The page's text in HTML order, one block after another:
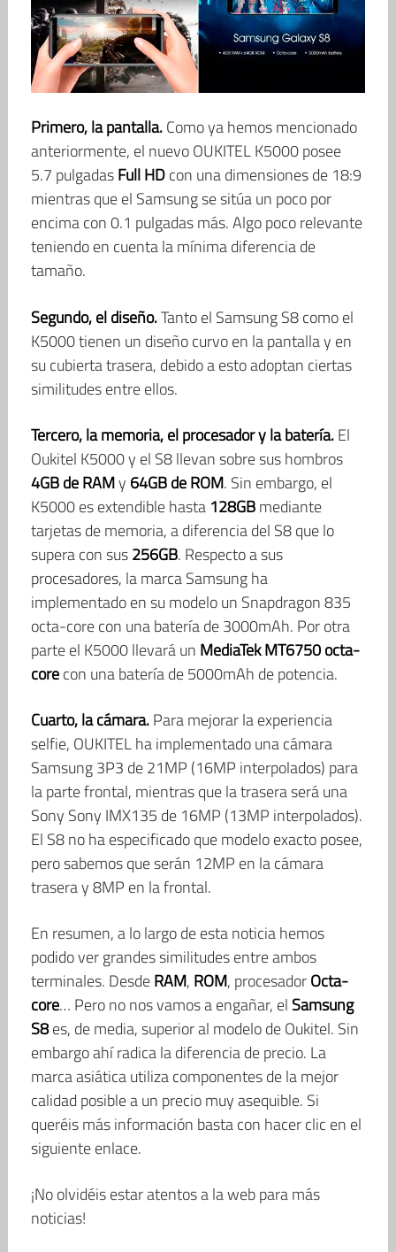
Primero, la pantalla.Como ya hemos mencionado
anteriormente, el nuevo OUKITEL K5000 posee
5.7 pulgadasFull HDcon una dimensiones de 18:9
mientras que el Samsung se sitúa un poco por
encima con 0.1 pulgadas más. Algo poco relevante
teniendo en cuenta la mínima diferencia de
tamaño.
Segundo, el diseño.Tanto el Samsung S8 como el
K5000 tienen un diseño curvo en la pantalla y en
su cubierta trasera, debido a esto adoptan ciertas
similitudes entre ellos.
Tercero, la memoria, el procesador y la batería.El
Oukitel K5000 y el S8 llevan sobre sus hombros
4GB de RAMy 64GB de ROM. Sin embargo, el
K5000 es extendible hasta 128GBmediante
tarjetas de memoria, a diferencia del S8 que lo
supera con sus256GB. Respecto a sus
procesadores, la marca Samsung ha
implementado en su modelo un Snapdragon 835
octa-core con una batería de 3000mAh. Por otra
parte el K5000 llevará un MediaTek MT6750 octa-
corecon una batería de 5000mAh de potencia.
Cuarto, la cámara.Para mejorar la experiencia
selfie, OUKITEL ha implementado una cámara
Samsung 3P3 de 21MP (16MP interpolados) para
la parte frontal, mientras que la trasera será una
Sony Sony IMX135 de 16MP (13MP interpolados).
El S8 no ha especificado que modelo exacto posee,
pero sabemos que serán 12MP en la cámara
trasera y 8MP en la frontal.
En resumen, a lo largo de esta noticia hemos
podido ver grandes similitudes entre ambos
terminales. DesdeRAM, ROM, procesadorOcta-
core… Pero no nos vamos a engañar, el Samsung
S8es, de media, superior al modelo de Oukitel. Sin
embargo ahí radica la diferencia de precio. La
marca asiática utiliza componentes de la mejor
calidad posible a un precio muy asequible. Si
queréis más información basta con hacer clic en el
siguiente enlace.
¡No olvidéis estar atentos a la web para más
noticias!